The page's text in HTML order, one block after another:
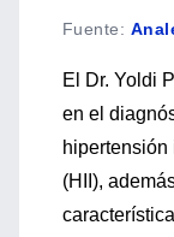
Fuente:
El Dr. Yoldi
en el
(HII),